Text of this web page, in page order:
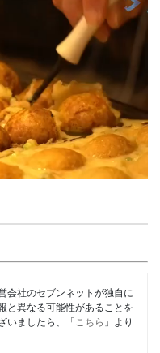
会社のセブンネットが独自に
と異なる可能性があることを
いましたら、「 こちら 」より